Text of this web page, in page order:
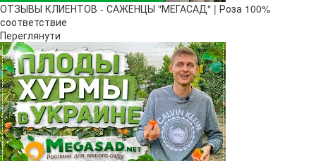
ОТЗЫВЫ КЛИЕНТОВ - САЖЕНЦЫ "МЕГАСАД" | Роза 100%
соответствие
Переглянути